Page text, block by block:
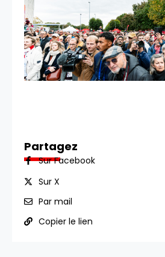
Partagez
Sur Facebook
Sur X
Par mail
Copier le lien